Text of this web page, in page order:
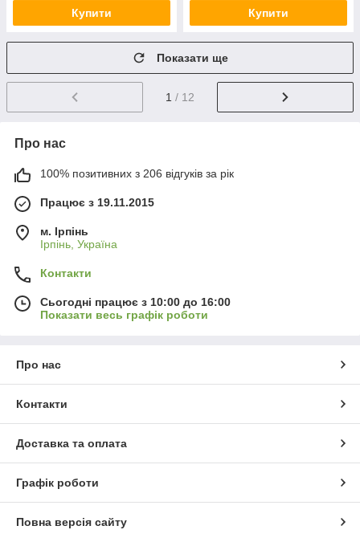
Купити Купити
Показати ще
1 / 12
Про нас
100% позитивних з 206 відгуків за рік
Працює з 19.11.2015
м. Ірпінь
Ірпінь, Україна
Контакти
Сьогодні працює з 10:00 до 16:00
Показати весь графік роботи
Про нас
Контакти
Доставка та оплата
Графік роботи
Повна версія сайту